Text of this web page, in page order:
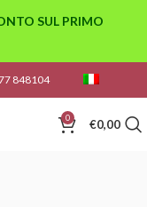
848104
0 €0,00
SUL PRIMO